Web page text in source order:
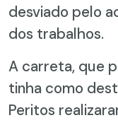
desviado pelo
dos trabalhos.
A carreta, que
tinha como
Peritos